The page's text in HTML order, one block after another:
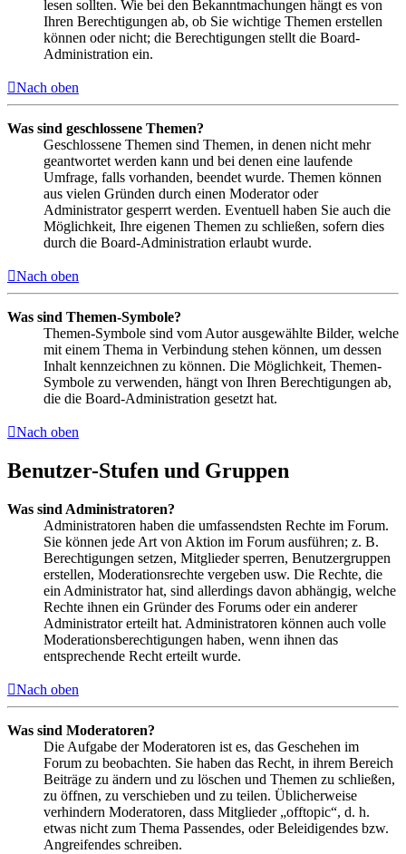
lesen sollten. Wie bei den Bekanntmachungen hängt es von
Ihren Berechtigungen ab, ob Sie wichtige Themen erstellen
können oder nicht; die Berechtigungen stellt die Board-
Administration ein.
Nach oben
Was sind geschlossene Themen?
Geschlossene Themen sind Themen, in denen nicht mehr
geantwortet werden kann und bei denen eine laufende
Umfrage, falls vorhanden, beendet wurde. Themen können
aus vielen Gründen durch einen Moderator oder
Administrator gesperrt werden. Eventuell haben Sie auch die
Möglichkeit, Ihre eigenen Themen zu schließen, sofern dies
durch die Board-Administration erlaubt wurde.
Nach oben
Was sind Themen-Symbole?
Themen-Symbole sind vom Autor ausgewählte Bilder, welche
mit einem Thema in Verbindung stehen können, um dessen
Inhalt kennzeichnen zu können. Die Möglichkeit, Themen-
Symbole zu verwenden, hängt von Ihren Berechtigungen ab,
die die Board-Administration gesetzt hat.
Nach oben
Benutzer-Stufen und Gruppen
Was sind Administratoren?
Administratoren haben die umfassendsten Rechte im Forum.
Sie können jede Art von Aktion im Forum ausführen; z. B.
Berechtigungen setzen, Mitglieder sperren, Benutzergruppen
erstellen, Moderationsrechte vergeben usw. Die Rechte, die
ein Administrator hat, sind allerdings davon abhängig, welche
Rechte ihnen ein Gründer des Forums oder ein anderer
Administrator erteilt hat. Administratoren können auch volle
Moderationsberechtigungen haben, wenn ihnen das
entsprechende Recht erteilt wurde.
Nach oben
Was sind Moderatoren?
Die Aufgabe der Moderatoren ist es, das Geschehen im
Forum zu beobachten. Sie haben das Recht, in ihrem Bereich
Beiträge zu ändern und zu löschen und Themen zu schließen,
zu öffnen, zu verschieben und zu teilen. Üblicherweise
verhindern Moderatoren, dass Mitglieder „offtopic“, d. h.
etwas nicht zum Thema Passendes, oder Beleidigendes bzw.
Angreifendes schreiben.